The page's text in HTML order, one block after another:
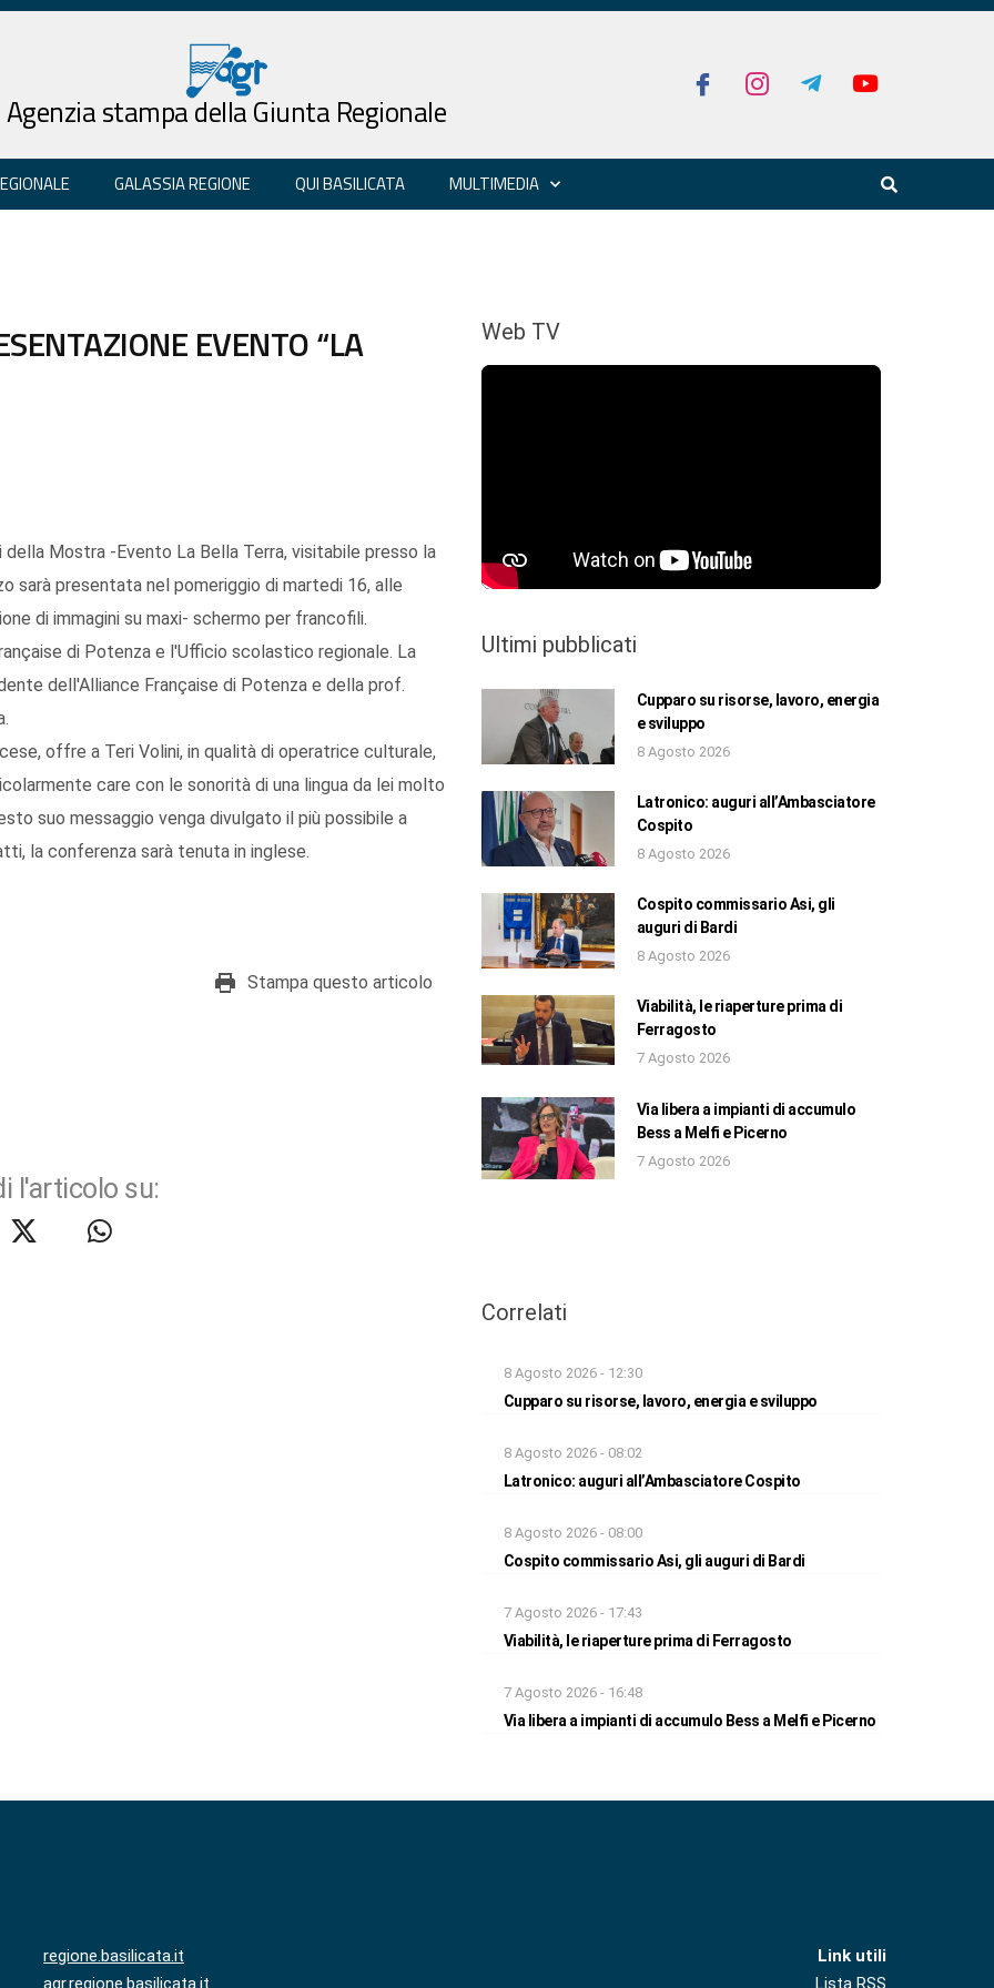
Agenzia stampa della Giunta Regionale
GALASSIA REGIONE QUI BASILICATA MULTIMEDIA
EVENTO “LA
Mostra -Evento La Bella Terra, visitabile presso la
sarà presentata nel pomeriggio di martedi 16, alle
di immagini su maxi- schermo per francofili.
di Potenza e l'Ufficio scolastico regionale. La
dell'Alliance Française di Potenza e della prof.
offre a Teri Volini, in qualità di operatrice culturale,
care con le sonorità di una lingua da lei molto
suo messaggio venga divulgato il più possibile a
la conferenza sarà tenuta in inglese.
Stampa questo articolo
l'articolo su:
Web TV
Ultimi pubblicati
Cupparo su risorse, lavoro, energia
e sviluppo
8 Agosto 2026
Latronico: auguri all’Ambasciatore
Cospito
8 Agosto 2026
Cospito commissario Asi, gli
auguri di Bardi
8 Agosto 2026
Viabilità, le riaperture prima di
Ferragosto
7 Agosto 2026
Via libera a impianti di accumulo
Bess a Melfi e Picerno
7 Agosto 2026
Correlati
8 Agosto 2026 - 12:30
Cupparo su risorse, lavoro, energia e sviluppo
8 Agosto 2026 - 08:02
Latronico: auguri all’Ambasciatore Cospito
8 Agosto 2026 - 08:00
Cospito commissario Asi, gli auguri di Bardi
7 Agosto 2026 - 17:43
Viabilità, le riaperture prima di Ferragosto
7 Agosto 2026 - 16:48
Via libera a impianti di accumulo Bess a Melfi e Picerno
regione.basilicata.it
agr.regione.basilicata.it
Link utili
Lista RSS